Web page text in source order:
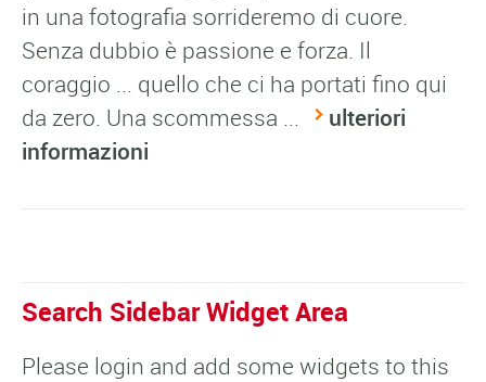
in una fotografia sorrideremo di cuore.
Senza dubbio è passione e forza. Il
coraggio ... quello che ci ha portati fino qui
da zero. Una scommessa ...
ulteriori
informazioni
Search Sidebar Widget Area
Please login and add some widgets to this